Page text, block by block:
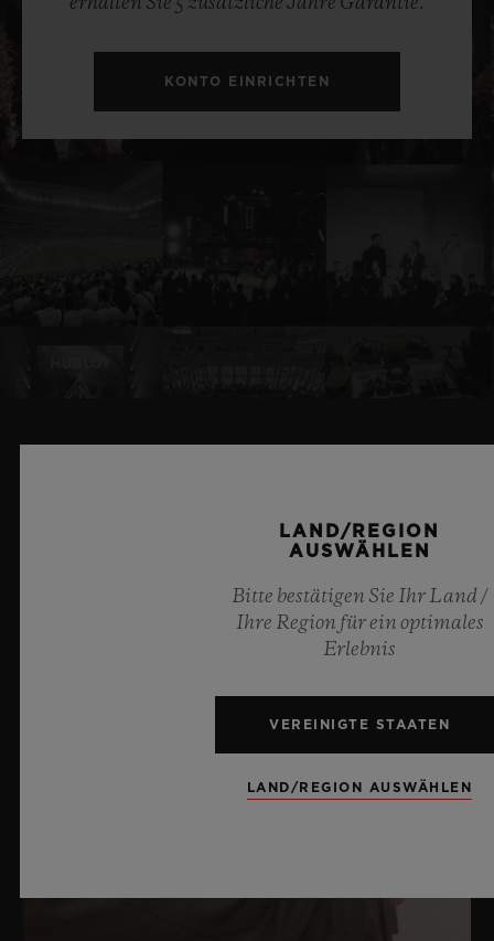
KONTO EINRICHTEN
LAND/REGION
AUSWÄHLEN
Bitte bestätigen Sie Ihr Land /
Ihre Region für ein optimales
Erlebnis
VEREINIGTE STAATEN
LAND/REGION AUSWÄHLEN